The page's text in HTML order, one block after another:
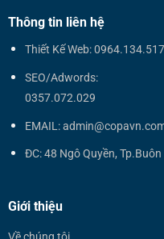
Thông tin liên hệ
Thiết Kế Web: 0964.134.517
SEO/Adwords:
0357.072.029
EMAIL:
ĐC: 48 Ngô Quyền,
Giới thiệu